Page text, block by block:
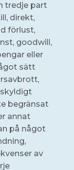
tredje part
direkt,
förlust,
goodwill,
eller
sätt
begränsat
annat
på något
av